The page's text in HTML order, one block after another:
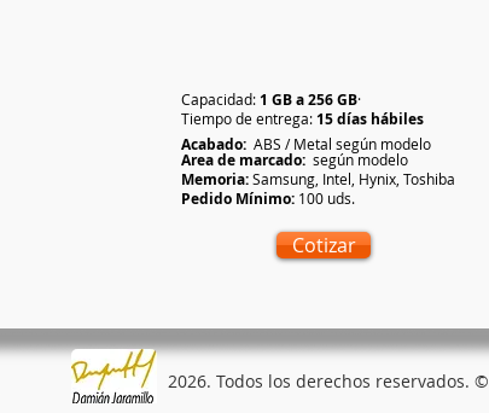
Capacidad:1 GB a 256 GB·
Tiempo de entrega:15 días hábiles
Acabado: ABS / Metal según modelo
Area de marcado: según modelo
Memoria:Samsung, Intel, Hynix, Toshiba
Pedido Mínimo: 100 uds.
Cotizar
2026. Todos los derechos reservados. ©